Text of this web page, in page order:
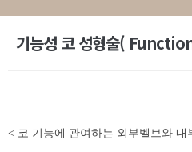
기능성 코 성형술(
< 코 기능에 관여하는 외부벨브와 내